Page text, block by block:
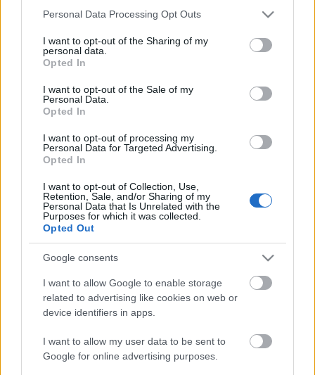
Please note that this website/app uses one or more Google
not limited to your visit or usage behaviour. You may click to
grant or deny consent to Google and its third-party tags to
use your data for below specified purposes in below Google
consent section.
Personal Data Processing Opt Outs
I want to opt-out of the Sharing of my
personal data.
Opted In
I want to opt-out of the Sale of my
Personal Data.
Opted In
I want to opt-out of processing my
Personal Data for Targeted Advertising.
Opted In
I want to opt-out of Collection, Use,
Retention, Sale, and/or Sharing of my
Personal Data that Is Unrelated with the
Purposes for which it was collected.
Opted Out
Google consents
I want to allow Google to enable storage
related to advertising like cookies on web or
device identifiers in apps.
I want to allow my user data to be sent to
Google for online advertising purposes.
árnyékában?
másodfokúra csökken a riasztás
HIRDETÉS
Megérkezett az eső a Duna